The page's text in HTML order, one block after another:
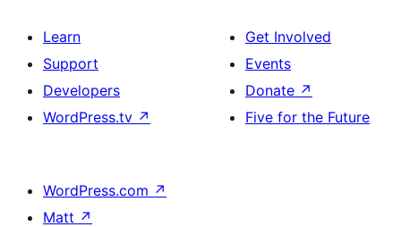
Learn
Support
Developers
WordPress.tv ↗
Get Involved
Events
Donate ↗
Five for the Future
WordPress.com ↗
Matt ↗